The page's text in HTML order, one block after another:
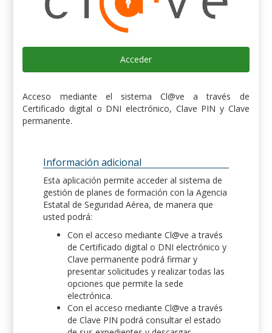
Acceder
Acceso mediante el sistema Cl@ve a través de
Certificado digital o DNI electrónico, Clave PIN y Clave
permanente.
Información adicional
Esta aplicación permite acceder al sistema de
gestión de planes de formación con la Agencia
Estatal de Seguridad Aérea, de manera que
usted podrá:
Con el acceso mediante Cl@ve a través
de Certificado digital o DNI electrónico y
Clave permanente podrá firmar y
presentar solicitudes y realizar todas las
opciones que permite la sede
electrónica.
Con el acceso mediante Cl@ve a través
de Clave PIN podrá consultar el estado